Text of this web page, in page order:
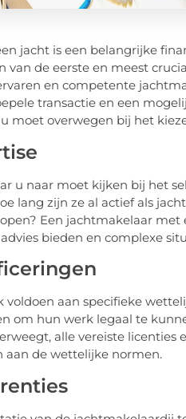
jacht is een belangrijke
van de eerste en meest
en competente
transactie en een
moet overwegen bij het
u naar moet kijken bij het
lang zijn ze al actief als
Een jachtmakelaar
bieden en complexe
aan specifieke
om hun werk legaal te
alle vereiste
aan de wettelijke normen.